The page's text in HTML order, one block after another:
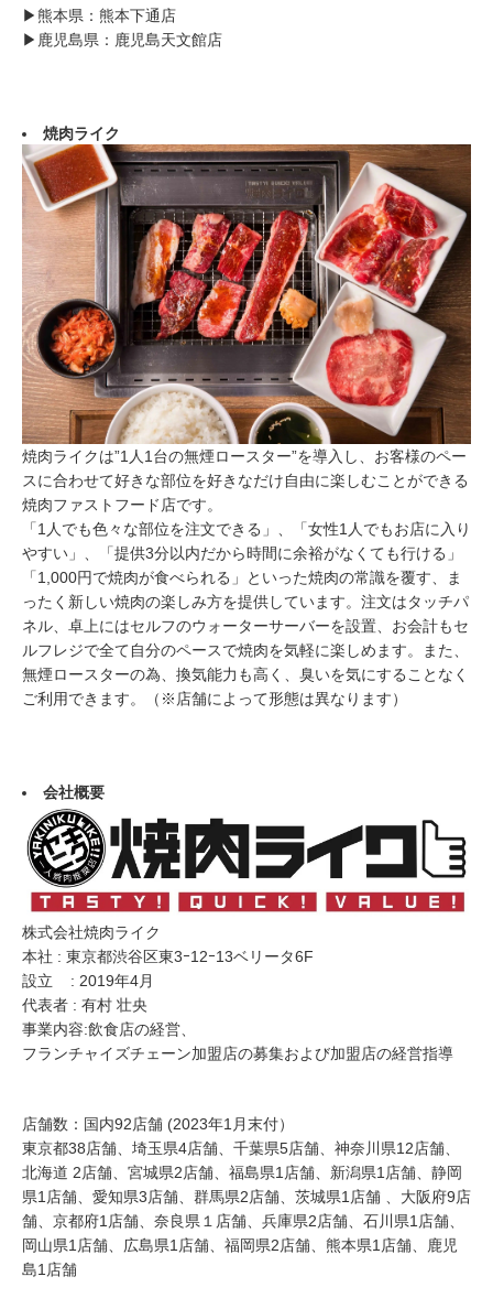
▶︎熊本県：熊本下通店
▶︎鹿児島県：鹿児島天文館店
焼肉ライク
焼肉ライクは”1人1台の無煙ロースター”を導入し、お客様のペー
スに合わせて好きな部位を好きなだけ自由に楽しむことができる
焼肉ファストフード店です。
「1人でも色々な部位を注文できる」、「女性1人でもお店に入り
やすい」、「提供3分以内だから時間に余裕がなくても行ける」
「1,000円で焼肉が食べられる」といった焼肉の常識を覆す、ま
ったく新しい焼肉の楽しみ方を提供しています。注文はタッチパ
ネル、卓上にはセルフのウォーターサーバーを設置、お会計もセ
ルフレジで全て自分のペースで焼肉を気軽に楽しめます。また、
無煙ロースターの為、換気能力も高く、臭いを気にすることなく
ご利用できます。（※店舗によって形態は異なります）
会社概要
株式会社焼肉ライク
本社 : 東京都渋谷区東3ｰ12ｰ13ベリータ6F
設立 : 2019年4月
代表者 : 有村 壮央
事業内容:飲食店の経営、
フランチャイズチェーン加盟店の募集および加盟店の経営指導
店舗数：国内92店舗 (2023年1月末付）
東京都38店舗、埼玉県4店舗、千葉県5店舗、神奈川県12店舗、
北海道 2店舗、宮城県2店舗、福島県1店舗、新潟県1店舗、静岡
県1店舗、愛知県3店舗、群馬県2店舗、茨城県1店舗 、大阪府9店
舗、京都府1店舗、奈良県１店舗、兵庫県2店舗、石川県1店舗、
岡山県1店舗、広島県1店舗、福岡県2店舗、熊本県1店舗、鹿児
島1店舗